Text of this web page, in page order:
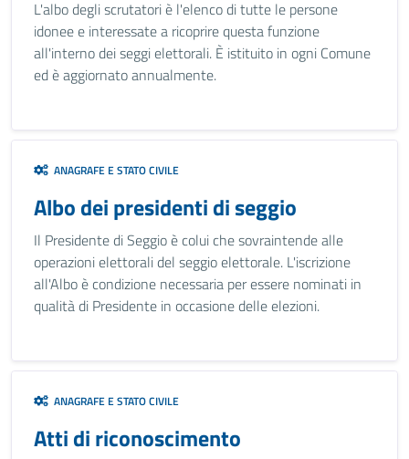
L'albo degli scrutatori è l'elenco di tutte le persone
idonee e interessate a ricoprire questa funzione
all'interno dei seggi elettorali. È istituito in ogni Comune
ed è aggiornato annualmente.
ANAGRAFE E STATO CIVILE
Albo dei presidenti di seggio
Il Presidente di Seggio è colui che sovraintende alle
operazioni elettorali del seggio elettorale. L'iscrizione
all'Albo è condizione necessaria per essere nominati in
qualità di Presidente in occasione delle elezioni.
ANAGRAFE E STATO CIVILE
Atti di riconoscimento